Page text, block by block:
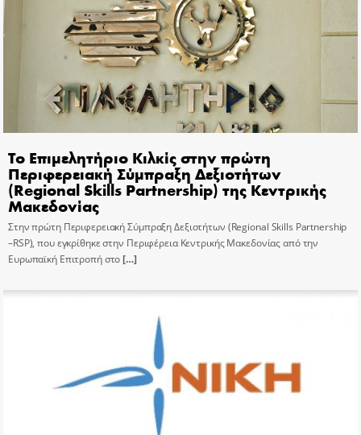
Το Επιμελητήριο Κιλκίς στην πρώτη
Περιφερειακή Σύμπραξη Δεξιοτήτων
(Regional Skills Partnership) της Κεντρικής
Μακεδονίας
Στην πρώτη Περιφερειακή Σύμπραξη Δεξιοτήτων (Regional Skills Partnership
–RSP), που εγκρίθηκε στην Περιφέρεια Κεντρικής Μακεδονίας από την
Ευρωπαϊκή Επιτροπή στο[…]